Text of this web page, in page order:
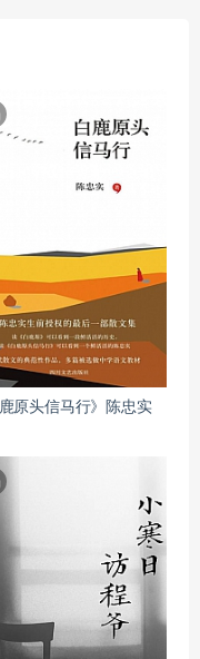
鹿原头信马行》陈忠实